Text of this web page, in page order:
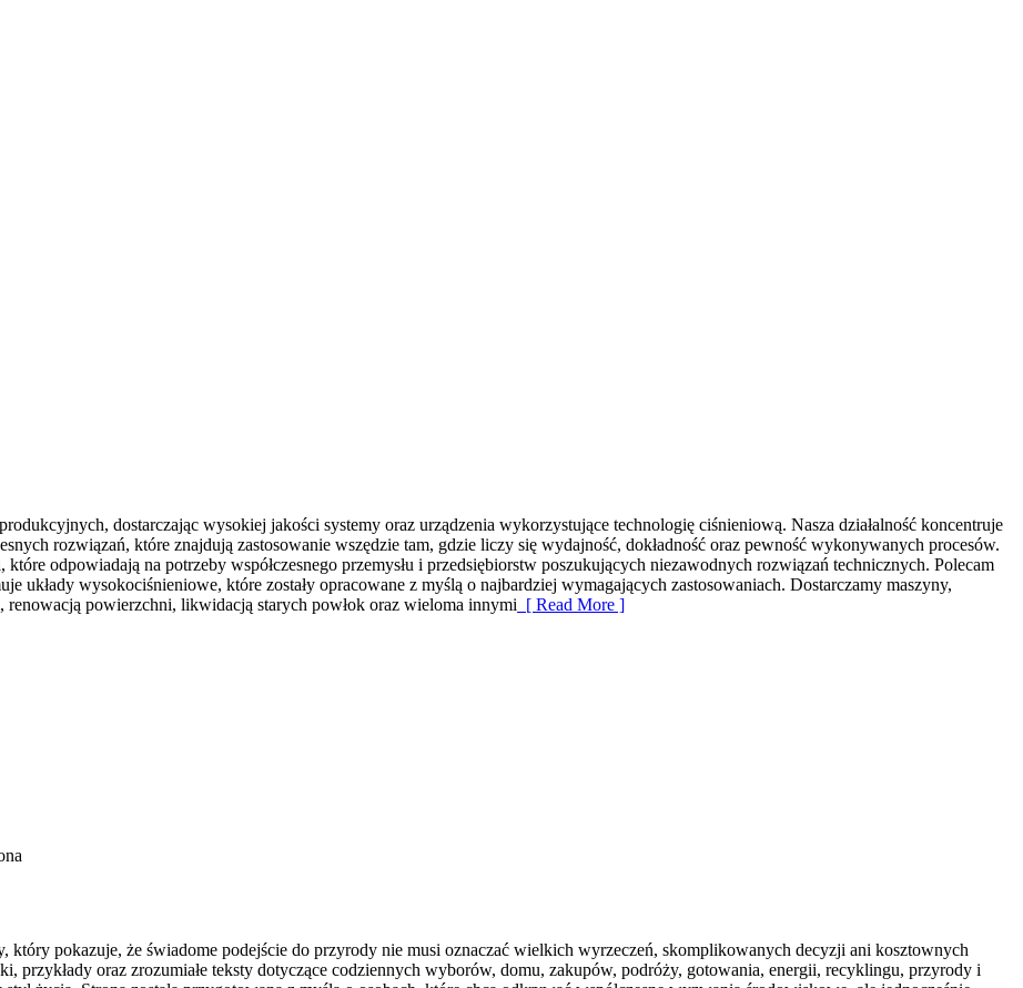
dostarczając wysokiej jakości systemy oraz urządzenia wykorzystujące technologię ciśnieniową. Nasza działalność koncentruje
rozwiązań, które znajdują zastosowanie wszędzie tam, gdzie liczy się wydajność, dokładność oraz pewność wykonywanych procesów.
odpowiadają na potrzeby współczesnego przemysłu i przedsiębiorstw poszukujących niezawodnych rozwiązań technicznych. Polecam
układy wysokociśnieniowe, które zostały opracowane z myślą o najbardziej wymagających zastosowaniach. Dostarczamy maszyny,
renowacją powierzchni, likwidacją starych powłok oraz wieloma innymi [ Read More ]
pokazuje, że świadome podejście do przyrody nie musi oznaczać wielkich wyrzeczeń, skomplikowanych decyzji ani kosztownych
przykłady oraz zrozumiałe teksty dotyczące codziennych wyborów, domu, zakupów, podróży, gotowania, energii, recyklingu, przyrody i